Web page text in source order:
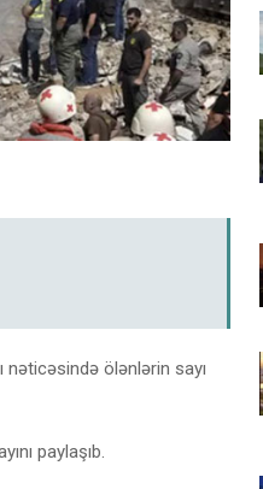
ölənlərin sayı
paylaşıb.